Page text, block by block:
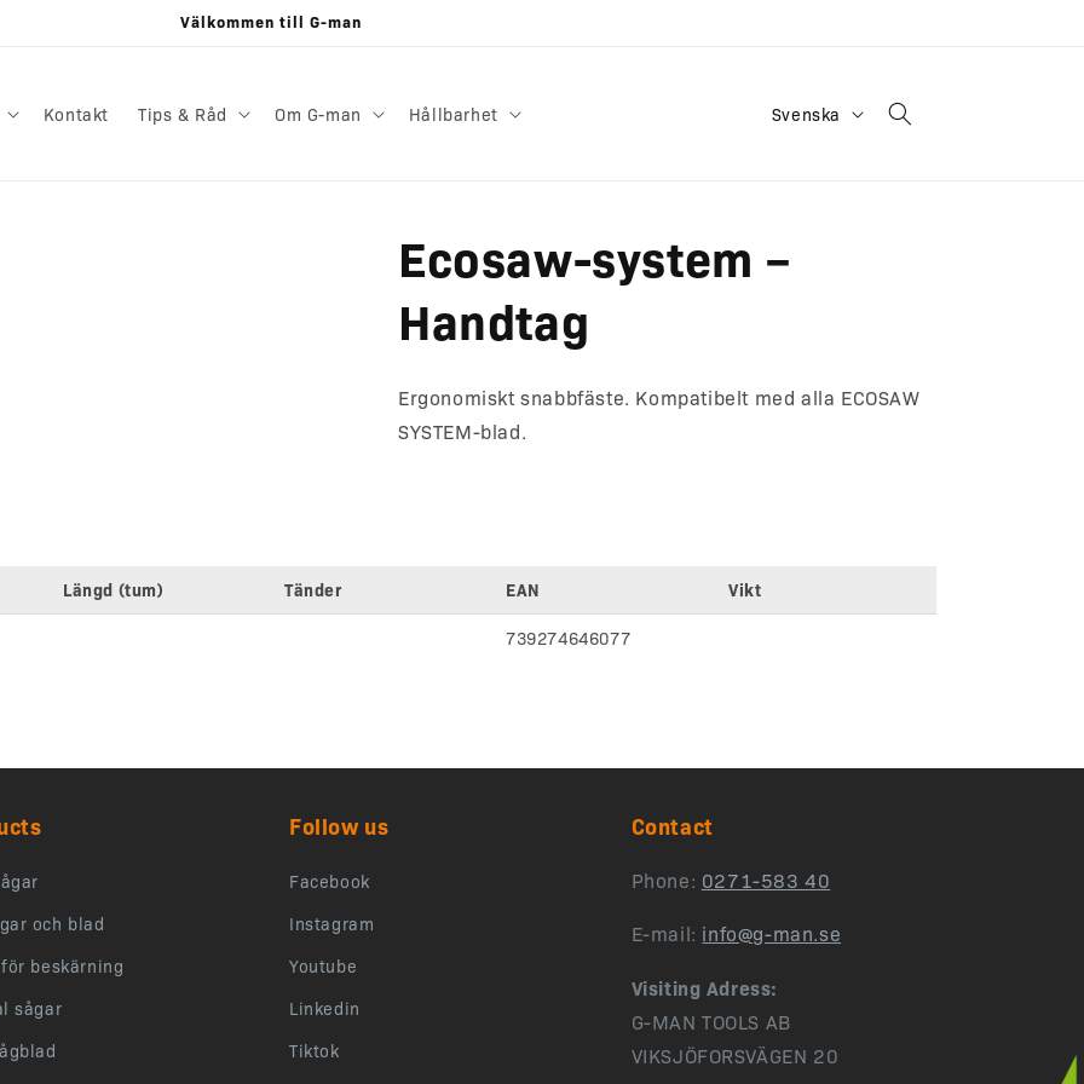
Välkommen till G-man
Kontakt Tips & Råd Om G-man Hållbarhet
S
k
Svenska
Ecosaw-system –
Handtag
Ergonomiskt snabbfäste. Kompatibelt med alla ECOSAW
SYSTEM-blad.
Längd (tum) Tänder EAN
Vikt
739274646077
och blad
beskärning
sågar
Follow us
Facebook
Instagram
Youtube
Linkedin
Tiktok
Contact
Phone: 0271-583 40
E-mail: info@g-man.se
Visiting Adress:
G-MAN TOOLS AB
VIKSJÖFORSVÄGEN 20